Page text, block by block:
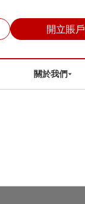
開立賬戶
關於我們